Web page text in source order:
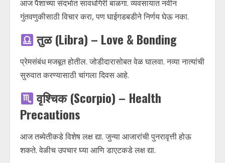
आज पैशाच्या संदर्भात सावधगिरी बाळगा. व्यवसायात नवीन
गुंतवणुकीसाठी विचार करा, पण घाईगडबडीने निर्णय घेऊ नका.
तुळ (Libra) – Love & Bonding
प्रेमसंबंध मजबूत होतील. जोडीदारासोबत वेळ घालवा. नव्या नात्यांची
सुरुवात करण्यासाठी चांगला दिवस आहे.
वृश्चिक (Scorpio) – Health
Precautions
आज तब्येतीकडे विशेष लक्ष द्या. जुन्या आजारांची पुनरावृत्ती होऊ
शकते. वेळीच उपचार घ्या आणि डाएटकडे लक्ष द्या.